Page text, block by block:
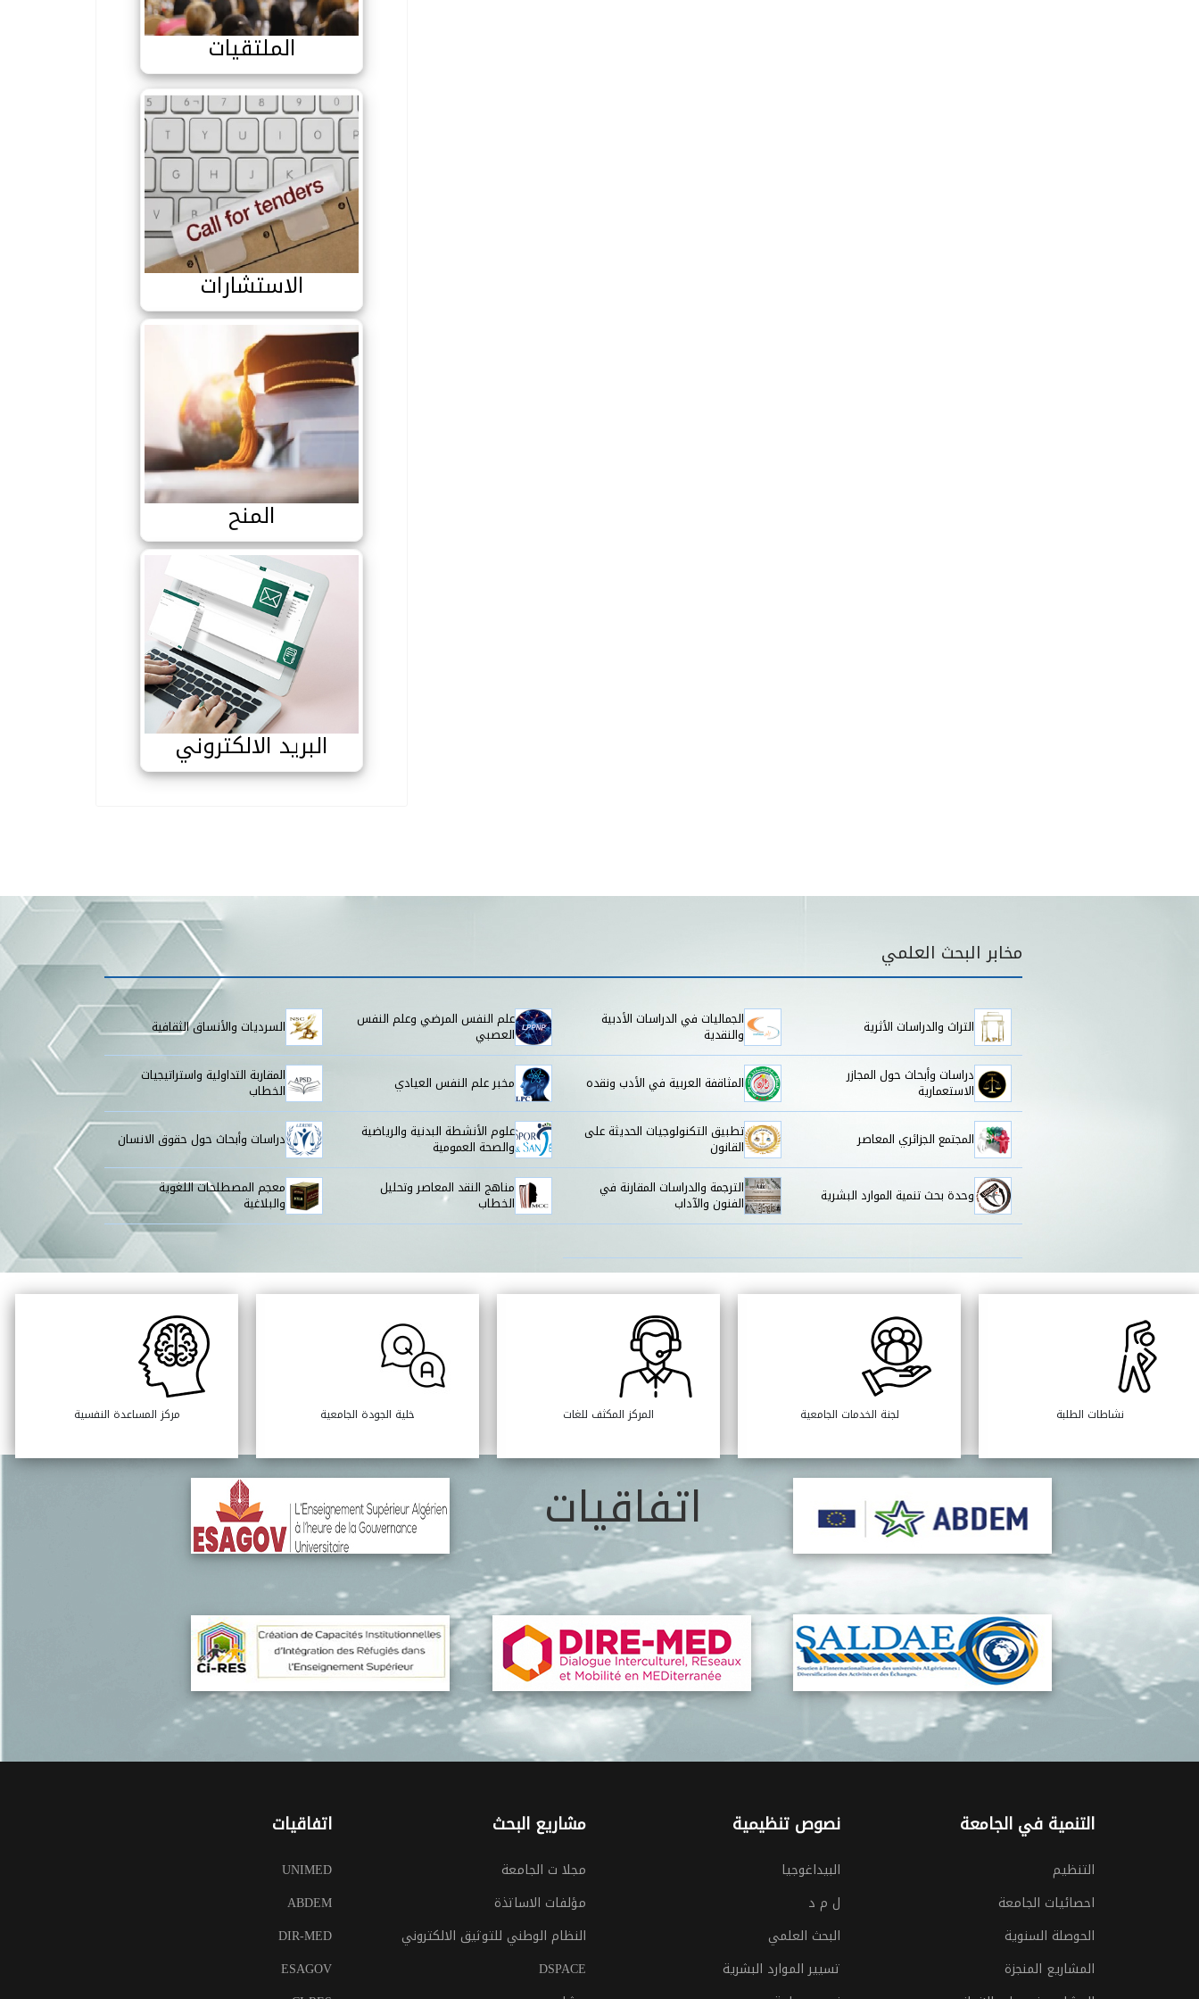
الملتقيات
الاستشارات
الاستشارات
المنح
المنح
البريد الالكتروني
البريد الالكتروني
قائمة مخابر البحث
مخابر البحث العلمي
التراث والدراسات الأثرية الجماليات في الدراسات الأدبية
والنقدية
علم النفس المرضي وعلم النفس
العصبي السرديات والأنساق الثقافية
دراسات وأبحاث حول المجازر
الاستعمارية المثاقفة العربية في الأدب ونقده مخبر علم النفس العيادي المقاربة التداولية واستراتيجيات
الخطاب
المجتمع الجزائري المعاصر تطبيق التكنولوجيات الحديثة على
القانون
علوم الأنشطة البدنية والرياضية
والصحة العمومية دراسات وأبحاث حول حقوق الانسان
وحدة بحث تنمية الموارد البشرية الترجمة والدراسات المقارنة في
الفنون والآداب
مناهج النقد المعاصر وتحليل
الخطاب
معجم المصطلحات اللغوية
والبلاغية
نشاطات الطلبة لجنة الخدمات الجامعية المركز المكثف للغات خلية الجودة الجامعية مركز المساعدة النفسية
اتفاقيات
التنمية في الجامعة
التنظيم
احصائيات الجامعة
الحوصلة السنوية
المشاريع المنجزة
نصوص تنظيمية
البيداغوجيا
ل م د
البحث العلمي
تسيير الموارد البشرية
مشاريع البحث
مجلا ت الجامعة
مؤلفات الاساتذة
النظام الوطني للتوثيق الالكتروني
DSPACE
اتفاقيات
UNIMED
ABDEM
DIR-MED
ESAGOV